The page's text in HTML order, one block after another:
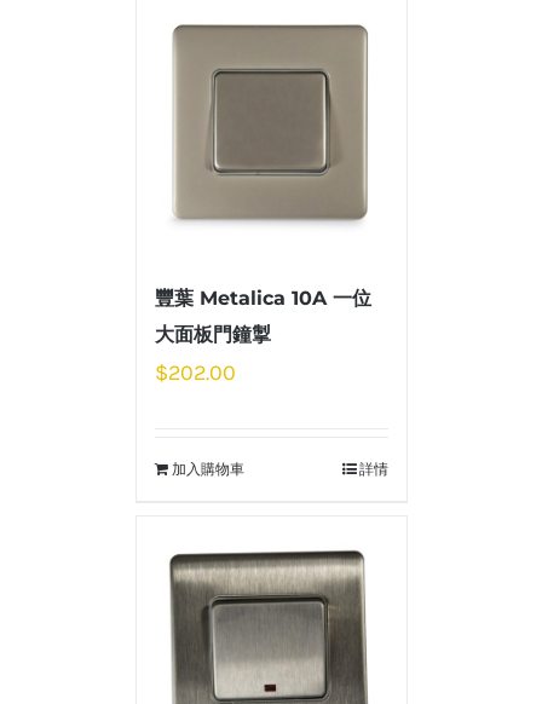
豐葉 Metalica 10A 一位
大面板門鐘掣
$202.00
加入購物車 詳情